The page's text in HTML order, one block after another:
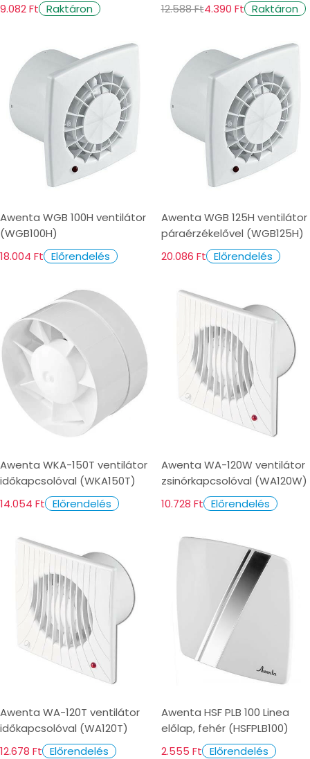
9.082 Ft Raktáron 12.588 Ft4.390 Ft Raktáron
Awenta WGB 100H ventilátor
(WGB100H)
18.004 Ft Előrendelés
Awenta WGB 125H ventilátor
páraérzékelővel (WGB125H)
20.086 Ft Előrendelés
Awenta WKA-150T ventilátor
időkapcsolóval (WKA150T)
14.054 Ft Előrendelés
Awenta WA-120W ventilátor
zsinórkapcsolóval (WA120W)
10.728 Ft Előrendelés
Awenta WA-120T ventilátor
időkapcsolóval (WA120T)
12.678 Ft Előrendelés
Awenta HSF PLB 100 Linea
előlap, fehér (HSFPLB100)
2.555 Ft Előrendelés